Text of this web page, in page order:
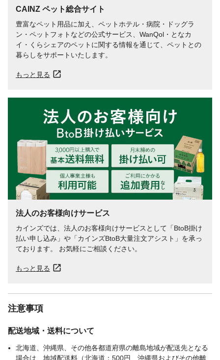
CAINZ ペット総合サイト
豊富なペット用品に加え、ペットホテル・病院・ドッグラ
ン・ペットフォトなどの公式サービス、WanQol・となカ
イ・くらシェアのペットに関する情報を通じて、ペットとの
暮らしをサポートいたします。
もっと見る
法人のお客様向けサービス
カインズでは、法人のお客様向けサービスとして「BtoB掛け
払い申し込み」や「カインズBtoB大量注文アシスト」を承っ
ております。 お気軽にご相談ください。
もっと見る
注意事項
配送地域・送料について
北海道、沖縄県、その他各都道府県の離島地域が配送先となる
場合は、地域配送料（北海道：500円、沖縄県およびその他離